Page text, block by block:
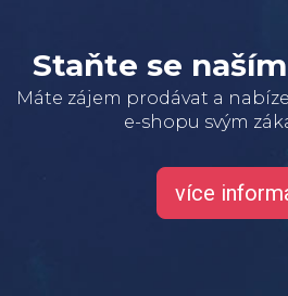
Staňte se
Máte zájem prodávat a
e-shopu svým
více